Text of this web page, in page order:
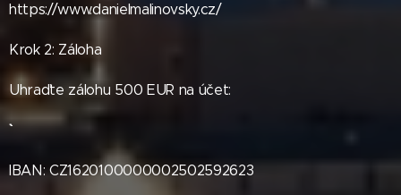
https://www.danielmalinovsky.cz/
Krok 2: Záloha
Uhraďte zálohu 500 EUR na účet:
IBAN: CZ1620100000002502592623